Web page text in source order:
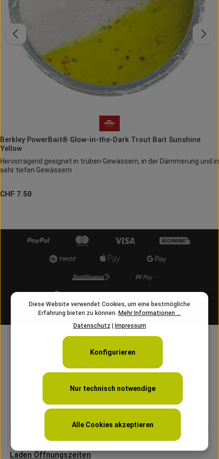
Berkley PowerBait® Glow-in-the-Dark Trout Bait Sunshine
Yellow
Hervorragend geeignet in trüben Gewässern, in der Dämmerung und in
sehr tiefen Gewässern
Regulärer Preis:
CHF 7.50
info@angelschnur.ch
Service
Laden Öffnungszeiten
Diese Website verwendet Cookies, um eine bestmögliche
Erfahrung bieten zu können. Mehr Informationen ...
Datenschutz | Impressum
Nur technisch notwendige
Konfigurieren
Alle Cookies akzeptieren